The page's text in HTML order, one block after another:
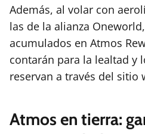
Además, al volar con
las de la alianza
acumulados en Atmos
contarán para la lealtad y
reservan a través del sitio
Atmos en tierra: